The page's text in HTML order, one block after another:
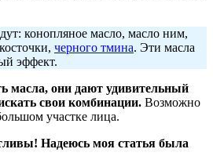
конопляное масло, масло ним,
черного тмина. Эти масла
эффект.
масла, они дают удивительный
свои комбинации. Возможно
участке лица.
Надеюсь моя статья была